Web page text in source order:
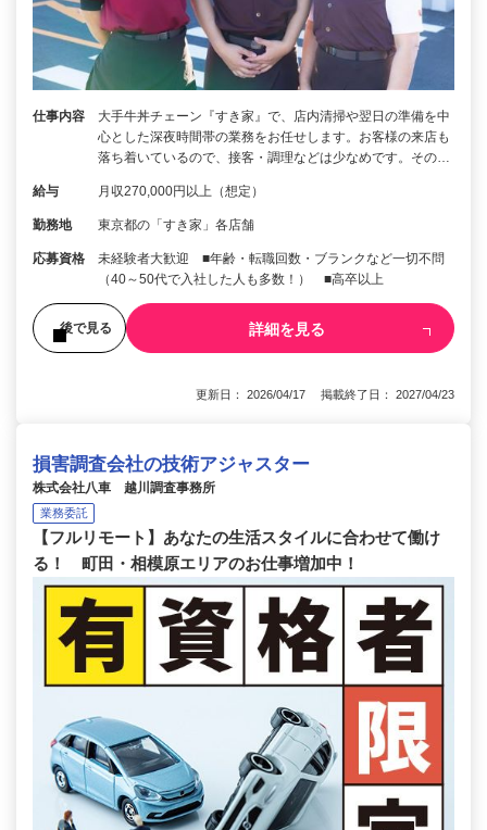
仕事内容
大手牛丼チェーン『すき家』で、店内清掃や翌日の準備を中
心とした深夜時間帯の業務をお任せします。お客様の来店も
落ち着いているので、接客・調理などは少なめです。その…
給与 月収270,000円以上（想定）
勤務地 東京都の「すき家」各店舗
応募資格
未経験者大歓迎 ■年齢・転職回数・ブランクなど一切不問
（40～50代で入社した人も多数！） ■高卒以上
後で見る 詳細を見る
更新日： 2026/04/17 掲載終了日： 2027/04/23
損害調査会社の技術アジャスター
株式会社八車 越川調査事務所
業務委託
【フルリモート】あなたの生活スタイルに合わせて働け
る！ 町田・相模原エリアのお仕事増加中！